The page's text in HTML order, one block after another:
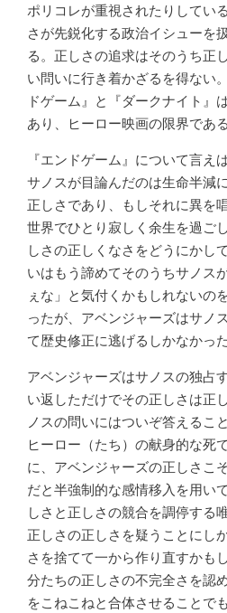
ポリコレが重視されたりしてい
さが先鋭化する政治イシューを
る。正しさの追求はそのうち正
い問いに行き着かざるを得ない
ドゲーム』と『ダークナイト』
あり、ヒーロー映画の限界である
『エンドゲーム』について言え
サノスが目論んだのは生命半減
正しさであり、もしそれに異を
世界でひとり寂しく余生を過ご
しさの正しくなさをどうにかし
いはもう諦めてそのうちサノス
ぇな」と気付くかもしれないの
ったが、アベンジャーズはサノ
て歴史修正に逃げるしかなかっ
アベンジャーズはサノスの独占
い返しただけでその正しさは正
ノスの問いにはついぞ答えるこ
ヒーロー（たち）の献身的な死
に、アベンジャーズの正しさこ
だと半強制的な感情移入を用い
しさと正しさの競合を調停する
正しさの正しさを疑うことにし
さを捨てて一から作り直すかも
分たちの正しさの不完全さを認
をこねこねと合体させることで